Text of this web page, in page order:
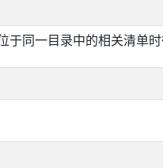
同一目录中的相关清单